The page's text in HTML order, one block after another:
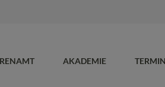
AKADEMIE